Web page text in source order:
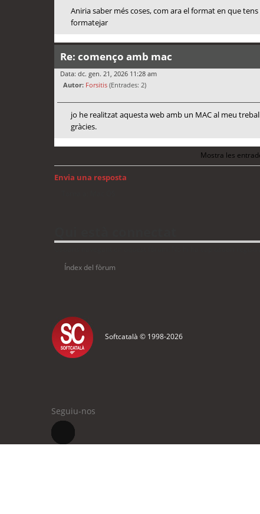
Aniria saber més coses, com ara el format en que
formatejar
Re: començo amb mac
Data: dc. gen. 21, 2026 11:28 am
Autor: Forsitis (Entrades: 2)
jo he realitzat aquesta web amb un MAC al meu
gràcies.
Mostra les
Envia una resposta
Índex del fòrum
Softcatalà © 1998-2026
Seguiu-nos